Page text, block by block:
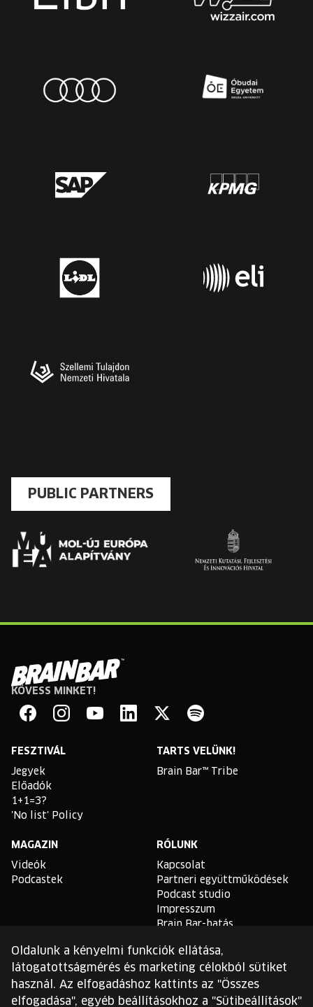
PUBLIC PARTNERS
Brain
Bar
KÖVESS MINKET!
FESZTIVÁL
Jegyek
Előadók
1+1=3?
'No list' Policy
TARTS VELÜNK!
Brain Bar™ Tribe
MAGAZIN
Videók
Podcastek
RÓLUNK
Kapcsolat
Partneri együttműködések
Podcast studio
Impresszum
Brain Bar-hatás
TLDR
Általános Szerződési
Feltételek
Sütikezelési Szabályzat
Oldalunk a kényelmi funkciók ellátása,
látogatottságmérés és marketing célokból sütiket
használ. Az elfogadáshoz kattints az "Összes
elfogadása", egyéb beállításokhoz a "Sütibeállítások"